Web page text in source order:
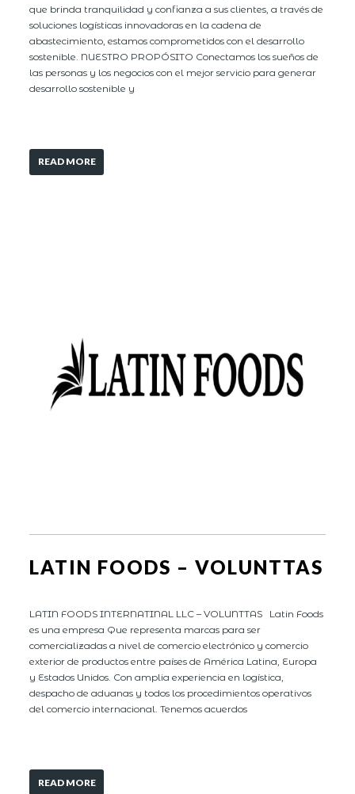
que brinda tranquilidad y confianza a sus clientes, a través de
soluciones logísticas innovadoras en la cadena de
abastecimiento, estamos comprometidos con el desarrollo
sostenible. NUESTRO PROPÓSITO Conectamos los sueños de
las personas y los negocios con el mejor servicio para generar
desarrollo sostenible y
READ MORE
LATIN FOODS – VOLUNTTAS
LATIN FOODS INTERNATINAL LLC – VOLUNTTAS Latin Foods
es una empresa Que representa marcas para ser
comercializadas a nivel de comercio electrónico y comercio
exterior de productos entre países de América Latina, Europa
y Estados Unidos. Con amplia experiencia en logística,
despacho de aduanas y todos los procedimientos operativos
del comercio internacional. Tenemos acuerdos
READ MORE